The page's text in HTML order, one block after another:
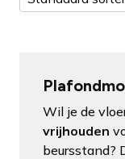
Wil je de
vrijhouden
beursstand?